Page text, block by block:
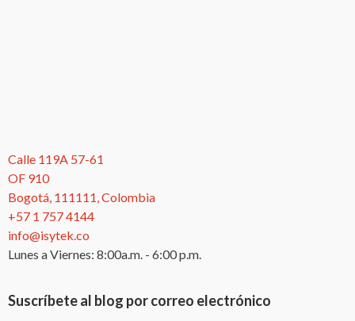
Calle 119A 57-61
OF 910
Bogotá, 111111, Colombia
+57 1 757 4144
info@isytek.co
Lunes a Viernes: 8:00a.m. - 6:00 p.m.
Suscríbete al blog por correo electrónico